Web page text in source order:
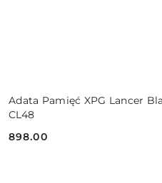
Adata Pamięć XPG Lancer
CL48
Cena:
898.00